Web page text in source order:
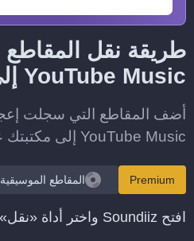
طريقة نقل
YouTube Music إلى Last.fm
أضف المقاطع التي سجلت
YouTube Music إلى مكتبتك على Last.fm.
Premium المقاطع الموسيقية
افتح Soundiiz واختر أداة «نقل»